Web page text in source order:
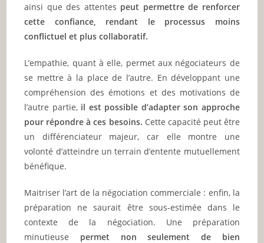
ainsi que des attentes peut permettre de renforcer
cette confiance, rendant le processus moins
conflictuel et plus collaboratif.
L’empathie, quant à elle, permet aux négociateurs de
se mettre à la place de l’autre. En développant une
compréhension des émotions et des motivations de
l’autre partie, il est possible d’adapter son approche
pour répondre à ces besoins. Cette capacité peut être
un différenciateur majeur, car elle montre une
volonté d’atteindre un terrain d’entente mutuellement
bénéfique.
Maitriser l’art de la négociation commerciale : enfin, la
préparation ne saurait être sous-estimée dans le
contexte de la négociation. Une préparation
minutieuse permet non seulement de bien